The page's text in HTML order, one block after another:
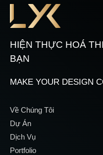
HIỆN THỰC HOÁ
BẠN
MAKE YOUR DESIGN
Về Chúng Tôi
Dự Án
Dịch Vụ
Portfolio